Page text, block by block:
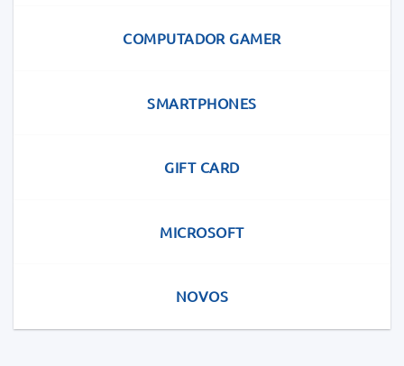
COMPUTADOR GAMER
SMARTPHONES
GIFT CARD
MICROSOFT
NOVOS